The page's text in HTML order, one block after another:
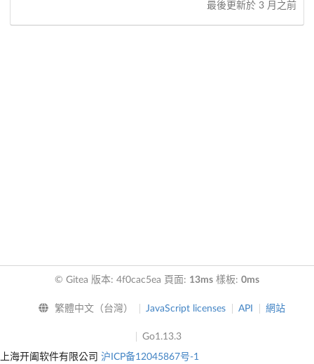
最後更新於 3 月之前
© Gitea 版本: 4f0cac5ea 頁面: 13ms 樣板: 0ms
繁體中文（台灣） JavaScript licenses API 網站
Go1.13.3
上海开阖软件有限公司 沪ICP备12045867号-1